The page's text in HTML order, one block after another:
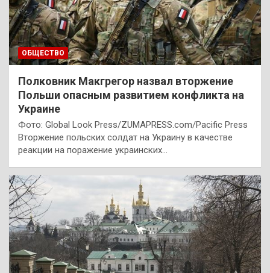
ОБЩЕСТВО
Полковник Макгрегор назвал вторжение
Польши опасным развитием конфликта на
Украине
Фото: Global Look Press/ZUMAPRESS.com/Pacific Press
Вторжение польских солдат на Украину в качестве
реакции на поражение украинских…